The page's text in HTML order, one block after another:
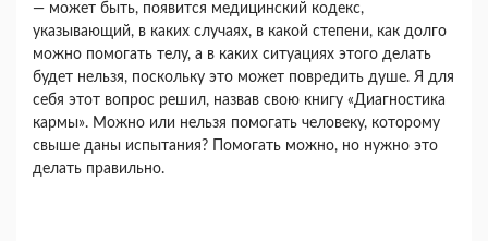
— может быть, появится меди­цинский кодекс,
указывающий, в каких случаях, в какой степени, как долго
можно помогать телу, а в каких ситуациях этого делать
будет нельзя, по­скольку это может повредить душе. Я для
себя этот вопрос решил, назвав свою книгу «Диагно­стика
кармы». Можно или нельзя помогать чело­веку, которому
свыше даны испытания? Помогать можно, но нужно это
делать правильно.